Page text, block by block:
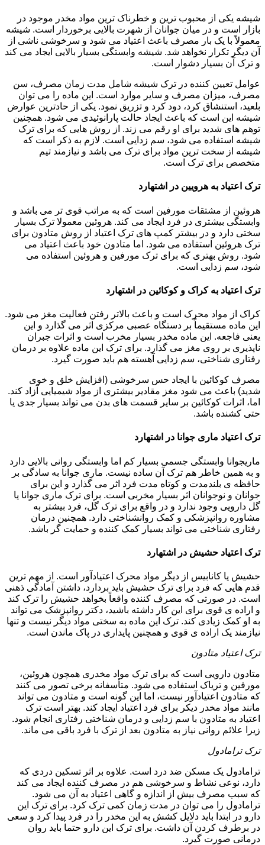
شیشه یکی از محبوب ترین و خطرناک ترین مواد مخدر موجود در
بازار است و در میان جوانان از شهرت بالایی برخوردار است. شیشه
معمولاً با یک بار مصرف باعث اعتیاد می شود و سرخوشی ناشی از
آن دیگر تکرار نخواهد شد. شیشه وابستگی بسیار بالایی ایجاد می کند
و ترک آن بسیار دشوار است.
عوامل تعیین کننده در ترک شیشه شامل مدت زمان مصرف، سن
مصرف، میزان مصرف و سایر موارد است. این ماده را می توان
بلعید، استنشاق کرد، دود کرد و تزریق نمود. یکی از حادترین عوارض
شیشه این است که باعث ایجاد حالت پارانوئیدی می شود. همچنین
توهم های شدید برای او رقم می زند. از روش هایی که برای ترک
شیشه استفاده می شود، سم زدایی است. لازم به ذکر است که
شیشه از سخت ترین مواد برای ترک می باشد و نیازمند تیم
متخصص برای ترک است.
ترک اعتیاد به هرویین در اشتهارد
هروئین از مشتقات مورفین است که به مراتب قوی تر می باشد و
وابستگی بیشتری در فرد ایجاد می کند. هروئین معمولا ترک بسیار
سختی دارد و در بیشتر کمپ های ترک اعتیاد از روش متادون برای
ترک هروئین استفاده می شود. اما متادون خود باعث اعتیاد می
شود. روش بهتری که برای ترک مورفین و هروئین استفاده می
شود، سم زدایی است.
ترک اعتیاد به کراک و کوکائین در اشتهارد
کراک از مواد محرک است و باعث بالاتر رفتن فعالیت مغز می شود.
این ماده مستقیماً بر دستگاه عصبی مرکزی اثر می گذارد و این
یعنی فاجعه. این ماده مخدر بسیار مخرب است و اثرات جبران
ناپذیری بر روی مغز می گذارد. برای ترک این ماده علاوه بر درمان
رفتاری شناختی، سم زدایی آهسته هم باید صورت گیرد.
مصرف کوکائین با ایجاد حس سرخوشی (افزایش خلق و خوی
شدید) باعث می شود مغز مقادیر بیشتری از مواد شیمیایی آزاد کند.
اما، اثرات کوکائین بر سایر قسمت های بدن می تواند بسیار جدی یا
حتی کشنده باشد.
ترک اعتیاد ماری جوانا در اشتهارد
ماریجوانا وابستگی جسمی بسیار کم اما وابستگی روانی بالایی دارد
و به همین خاطر هم ترک آن ساده نیست. ماری جوانا به سادگی بر
حافظه ی بلندمدت و کوتاه مدت فرد اثر می گذارد و این برای
جوانان و نوجوانان اثر بسیار مخربی است. برای ترک ماری جوانا یا
گل دارویی وجود ندارد و در واقع برای ترک گل، فرد بیشتر به
مشاوره روانپزشکی و کمک روانشناختی دارد. همچنین درمان
رفتاری شناختی می تواند بسیار کمک کننده و حمایت گر باشد.
ترک اعتیاد حشیش در اشتهارد
حشیش یا کانابیس از دیگر مواد محرک اعتیادآور است. از مهم ترین
قدم هایی که فرد برای ترک حشیش باید بردارد، داشتن آمادگی ذهنی
است. در صورتی که مصرف کننده واقعاً بخواهد حشیش را ترک کند
و اراده ی قوی برای این کار داشته باشید، دکتر روانپزشک می تواند
به او کمک زیادی کند. ترک این ماده به سختی مواد دیگر نیست و تنها
نیازمند یک اراده ی قوی و همچنین پایداری در پاک ماندن است.
ترک اعتیاد متادون
متادون دارویی است که برای ترک مواد مخدری همچون هروئین،
مورفین و تریاک استفاده می شود. متأسفانه برخی تصور می کنند
که متادون اعتیادآور نیست، اما این گونه است و متادون می تواند
مانند مواد مخدر دیکر برای فرد اعتیاد ایجاد کند. بهتر است ترک
اعتیاد به متادون با سم زدایی و درمان شناختی رفتاری انجام شود.
زیرا علائم روانی نیاز به متادون بعد از ترک با فرد باقی می ماند.
ترک ترامادول
ترامادول یک مسکن ضد درد است. علاوه بر اثر تسکین دردی که
دارد، نوعی نشاط و سرخوشی هم در مصرف کننده ایجاد می کند
که سبب مصرف بیش از اندازه و گاهی اعتیاد به آن می شود.
ترامادول را می توان در مدت زمان کمی ترک کرد. برای ترک این
دارو در ابتدا باید دلایل کشش به این مخدر را در فرد پیدا کرد و سعی
در برطرف کردن آن داشت. برای ترک این دارو حتما باید روان
درمانی صورت گیرد.